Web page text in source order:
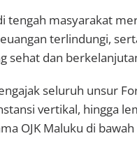
tengah masyarakat
terlindungi,
sehat dan
seluruh unsur
vertikal, hingga
OJK Maluku di